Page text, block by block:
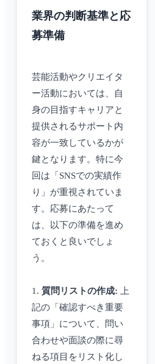
業界の判断基準と応
募準備
芸能活動やクリエイタ
ー活動においては、自
身の目指すキャリアと
提供されるサポート内
容が一致しているかが
鍵となります。特に今
回は「SNSでの実績作
り」が重視されていま
す。応募にあたって
は、以下の準備を進め
ておくと良いでしょ
う。
1. 質問リストの作成: 上
記の「確認すべき重要
事項」について、問い
合わせや面談の際に尋
ねる項目をリスト化し